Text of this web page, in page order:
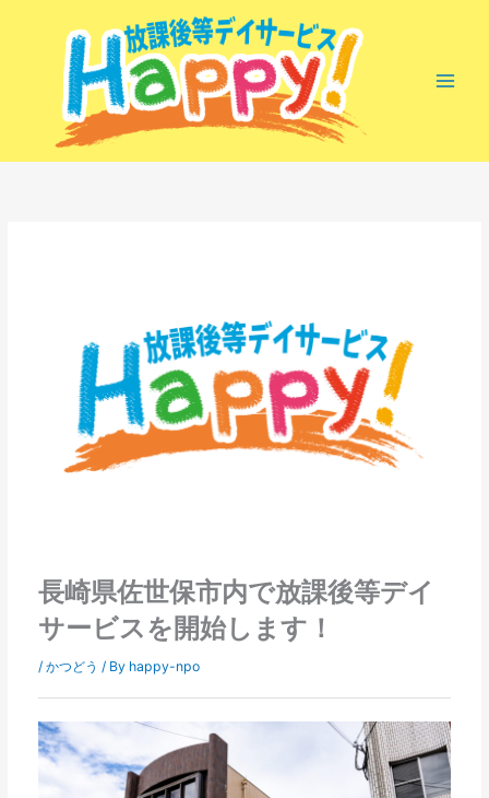
長崎県佐世保市内で放課後等デイ
サービスを開始します！
/ かつどう / By happy-npo